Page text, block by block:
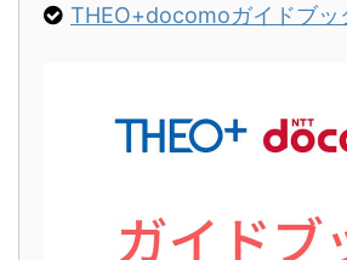
THEO+docomoガイドブッ